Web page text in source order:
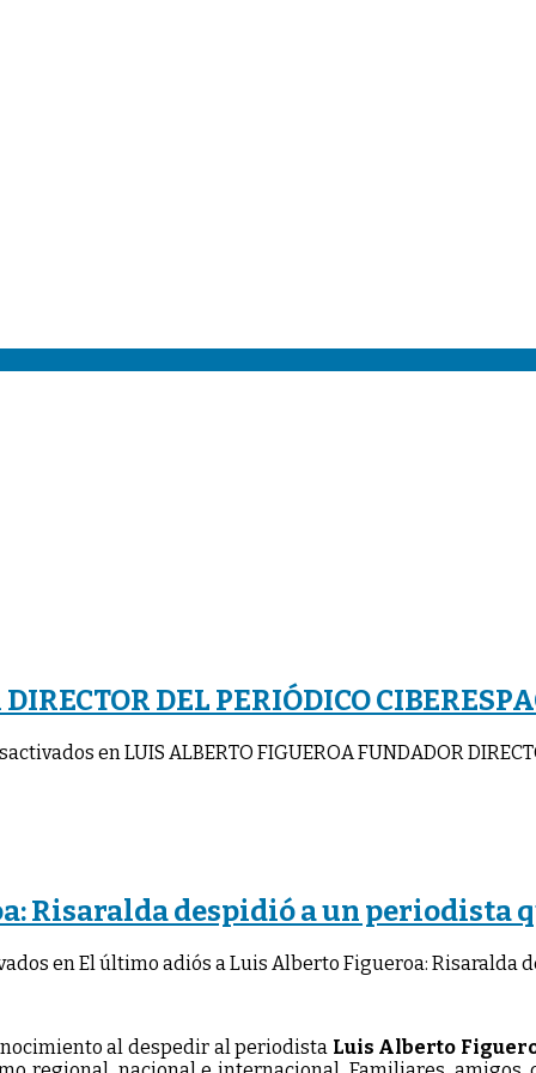
DEL PERIÓDICO
en LUIS ALBERTO FIGUEROA FUNDADOR
Risaralda despidió a un periodista
en El último adiós a Luis Alberto Figueroa: Risaralda
al despedir al periodista Luis Alberto